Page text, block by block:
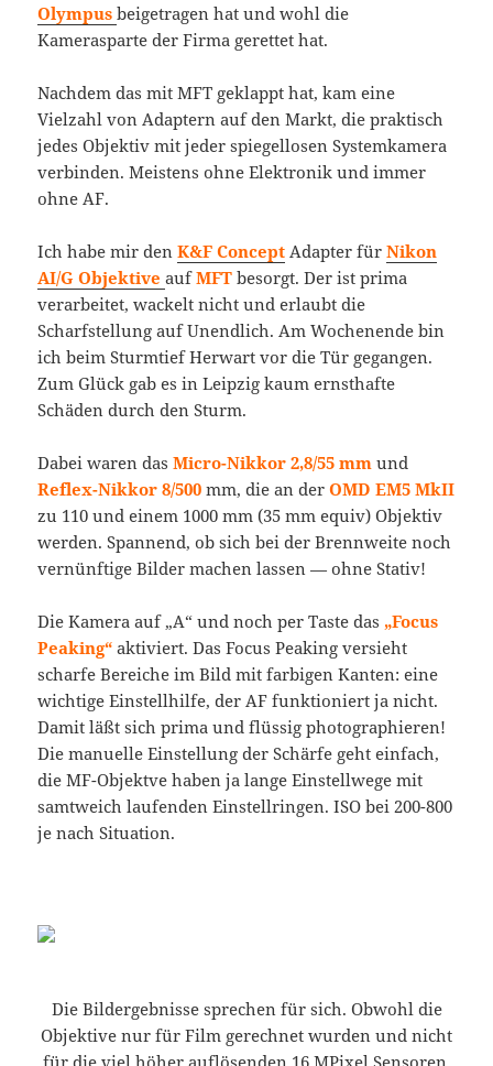
Olympus beigetragen hat und wohl die
Kamerasparte der Firma gerettet hat.
Nachdem das mit MFT geklappt hat, kam eine
Vielzahl von Adaptern auf den Markt, die praktisch
jedes Objektiv mit jeder spiegellosen Systemkamera
verbinden. Meistens ohne Elektronik und immer
ohne AF.
Ich habe mir denK&F Concept Adapter fürNikon
AI/G Objektive aufMFT besorgt. Der ist prima
verarbeitet, wackelt nicht und erlaubt die
Scharfstellung auf Unendlich. Am Wochenende bin
ich beim Sturmtief Herwart vor die Tür gegangen.
Zum Glück gab es in Leipzig kaum ernsthafte
Schäden durch den Sturm.
Dabei waren das Micro-Nikkor 2,8/55 mm und
Reflex-Nikkor 8/500 mm, die an derOMD EM5 MkII
zu 110 und einem 1000 mm (35 mm equiv) Objektiv
werden. Spannend, ob sich bei der Brennweite noch
vernünftige Bilder machen lassen — ohne Stativ!
Die Kamera auf „A“ und noch per Taste das „Focus
Peaking“ aktiviert. Das Focus Peaking versieht
scharfe Bereiche im Bild mit farbigen Kanten: eine
wichtige Einstellhilfe, der AF funktioniert ja nicht.
Damit läßt sich prima und flüssig photographieren!
Die manuelle Einstellung der Schärfe geht einfach,
die MF-Objektve haben ja lange Einstellwege mit
samtweich laufenden Einstellringen. ISO bei 200-800
je nach Situation.
Die Bildergebnisse sprechen für sich. Obwohl die
Objektive nur für Film gerechnet wurden und nicht